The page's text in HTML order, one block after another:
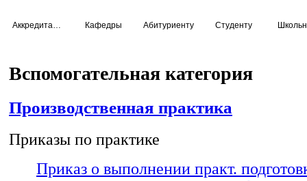
Кафедры Абитуриенту Студенту
Вспомогательная категория
Производственная практика
Приказы по практике
Приказ о выполнении практ.